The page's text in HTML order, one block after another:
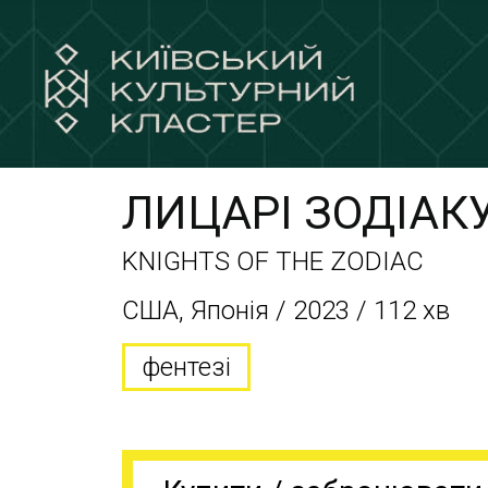
ЛИЦАРІ
KNIGHTS OF THE ZODIAC
США, Японія / 2023 / 112 хв
фентезі